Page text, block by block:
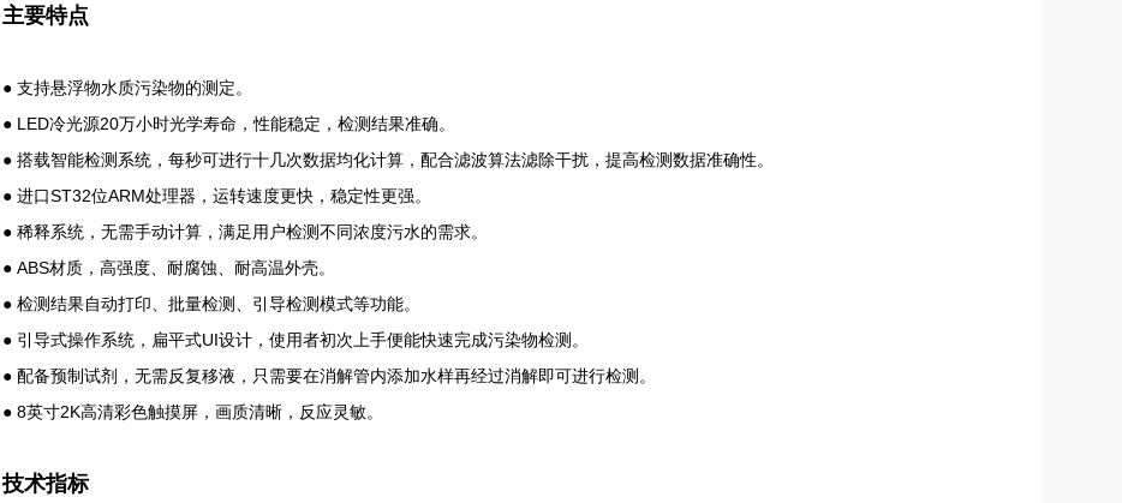
主要特点
● 支持悬浮物水质污染物的测定。
● LED冷光源20万小时光学寿命，性能稳定，检测结果准确。
● 搭载智能检测系统，每秒可进行十几次数据均化计算，配合滤波算法滤除干扰，提高检测数据准确性。
● 进口ST32位ARM处理器，运转速度更快，稳定性更强。
● 稀释系统，无需手动计算，满足用户检测不同浓度污水的需求。
● ABS材质，高强度、耐腐蚀、耐高温外壳。
● 检测结果自动打印、批量检测、引导检测模式等功能。
● 引导式操作系统，扁平式UI设计，使用者初次上手便能快速完成污染物检测。
● 配备预制试剂，无需反复移液，只需要在消解管内添加水样再经过消解即可进行检测。
● 8英寸2K高清彩色触摸屏，画质清晰，反应灵敏。
技术指标